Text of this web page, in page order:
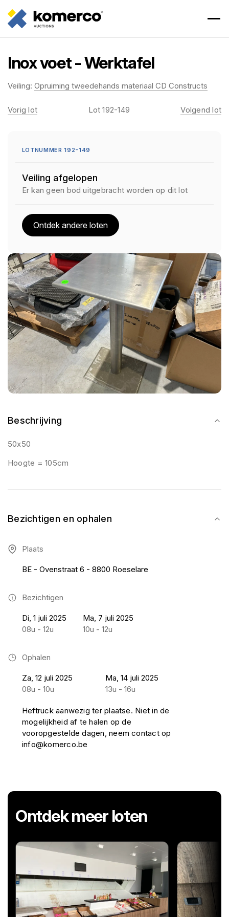
Inox voet - Werktafel
Veiling: Opruiming tweedehands materiaal CD Constructs
Beschrijving
50x50
Hoogte = 105cm
Bezichtigen en ophalen
Plaats
BE - Ovenstraat 6 - 8800 Roeselare
Bezichtigen
Di, 1 juli 2025
08u - 12u
Ma, 7 juli 2025
10u - 12u
Ophalen
Za, 12 juli 2025
08u - 10u
Ma, 14 juli 2025
13u - 16u
Heftruck aanwezig ter plaatse. Niet in de
mogelijkheid af te halen op de
vooropgestelde dagen, neem contact op
info@komerco.be
Vorig lot Lot 192-149 Volgend lot
LOTNUMMER 192-149
Veiling afgelopen
Er kan geen bod uitgebracht worden op dit lot
Ontdek andere loten
Ontdek meer loten